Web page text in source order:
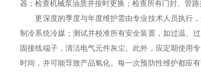
器；检查机械泵油质并按时更换；检查所有门封、管
更深度的季度与年度维护需由专业技术人员执行，
制冷系统冷媒；测试并校准所有安全装置，如过温、
固接线端子，清洁电气元件灰尘。此外，应定期使用
时间，并可能导致产品氧化。每一次预防性维护都应